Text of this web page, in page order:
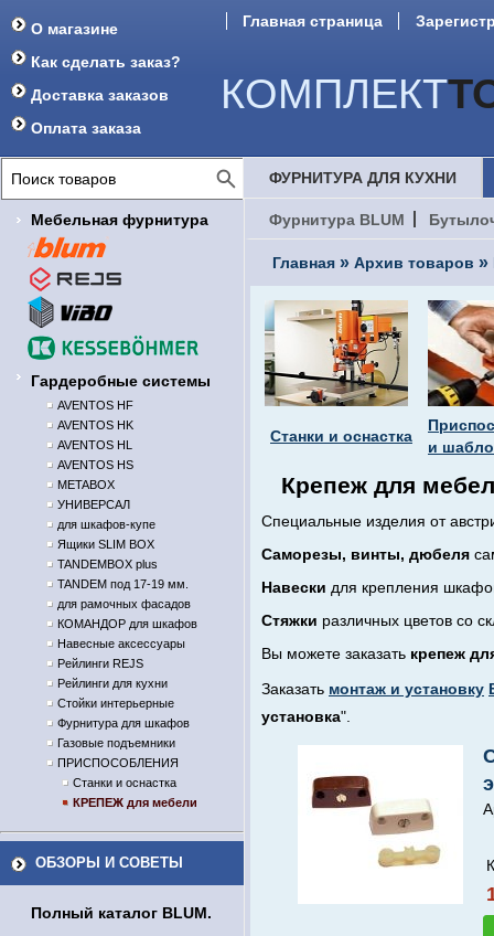
О магазине
Как сделать заказ?
Доставка заказов
Оплата заказа
Главная страница
КОМПЛЕКТ
Мебельная фурнитура
Гардеробные системы
AVENTOS HF
AVENTOS HK
AVENTOS HL
AVENTOS HS
METABOX
УНИВЕРСАЛ
для шкафов-купе
Ящики SLIM BOX
TANDEMBOX plus
TANDEM под 17-19 мм.
для рамочных фасадов
КОМАНДОР для шкафов
Навесные аксессуары
Рейлинги REJS
Рейлинги для кухни
Стойки интерьерные
Фурнитура для шкафов
Газовые подъемники
ПРИСПОСОБЛЕНИЯ
Станки и оснастка
КРЕПЕЖ для мебели
ОБЗОРЫ И СОВЕТЫ
Полный каталог BLUM.
ФУРНИТУРА ДЛЯ КУХНИ
Фурнитура BLUM
Главная » Архив товаров »
Станки и оснастка
и
Крепеж для
Специальные изделия от
Саморезы, винты, дюбеля
Навески для крепления
Стяжки различных цветов со
Вы можете заказать крепеж
Заказать монтаж и установку
установка".